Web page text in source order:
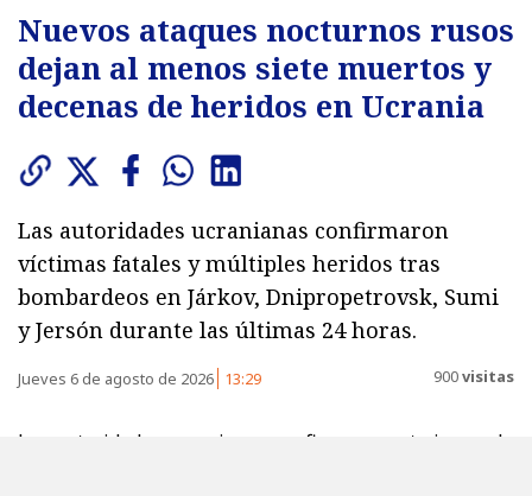
Nuevos ataques nocturnos rusos
dejan al menos siete muertos y
decenas de heridos en Ucrania
Las autoridades ucranianas confirmaron
víctimas fatales y múltiples heridos tras
bombardeos en Járkov, Dnipropetrovsk, Sumi
y Jersón durante las últimas 24 horas.
Jueves 6 de agosto de 2026 13:29 900visitas
Las autoridades ucranianas confirmaron este jueves la